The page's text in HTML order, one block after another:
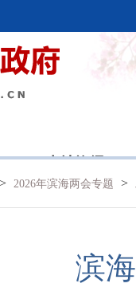
本地资讯
> 2026年滨海两会专题 >
滨